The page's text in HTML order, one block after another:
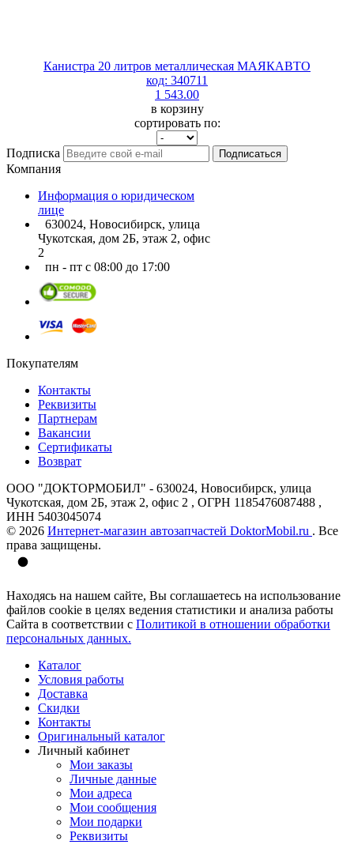
Канистра 20 литров металлическая МАЯКАВТО
код: 340711
1 543.00
в корзину
сортировать по:
Подписка Подписаться
Компания
Информация о юридическом
лице
630024, Новосибирск, улица
Чукотская, дом 2Б, этаж 2, офис
2
пн - пт с 08:00 до 17:00
Покупателям
Контакты
Реквизиты
Партнерам
Вакансии
Сертификаты
Возврат
ООО "ДОКТОРМОБИЛ" - 630024, Новосибирск, улица
Чукотская, дом 2Б, этаж 2, офис 2 , ОГРН 1185476087488 ,
ИНН 5403045074
© 2026 Интернет-магазин автозапчастей DoktorMobil.ru . Все
права защищены.
Находясь на нашем сайте, Вы соглашаетесь на использование
файлов cookie в целях ведения статистики и анализа работы
Сайта в соответствии с Политикой в отношении обработки
персональных данных.
Каталог
Условия работы
Доставка
Скидки
Контакты
Оригинальный каталог
Личный кабинет
Мои заказы
Личные данные
Мои адреса
Мои сообщения
Мои подарки
Реквизиты